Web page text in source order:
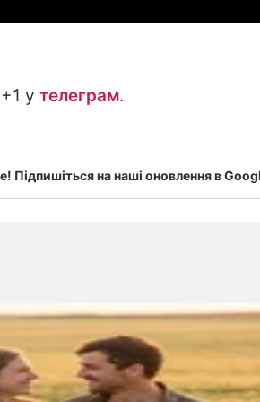
у телеграм.
Підпишіться на наші оновлення в